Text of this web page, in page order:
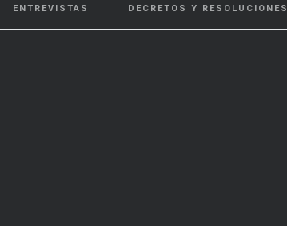
ENTREVISTAS DECRETOS Y RESOLUCIONES